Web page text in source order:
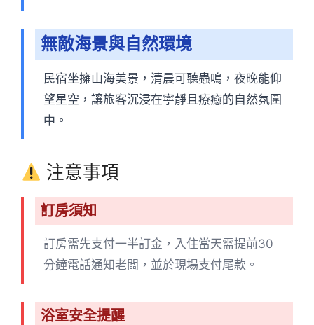
無敵海景與自然環境
民宿坐擁山海美景，清晨可聽蟲鳴，夜晚能仰
望星空，讓旅客沉浸在寧靜且療癒的自然氛圍
中。
注意事項
訂房須知
訂房需先支付一半訂金，入住當天需提前30
分鐘電話通知老闆，並於現場支付尾款。
浴室安全提醒